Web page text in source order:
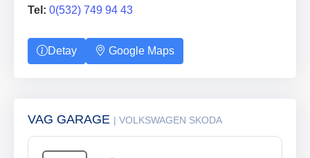
Tel: 0(532) 749 94 43
Detay Google Maps
VAG GARAGE | VOLKSWAGEN SKODA